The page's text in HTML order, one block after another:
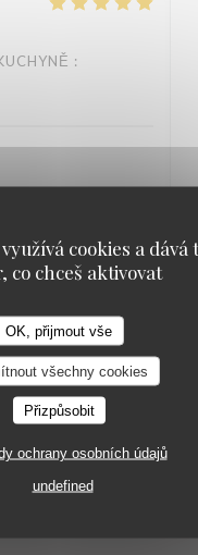
cookies a dává
co chceš aktivovat
OK, přijmout vše
všechny cookies
Přizpůsobit
ochrany osobních údajů
undefined
:
3
Reims